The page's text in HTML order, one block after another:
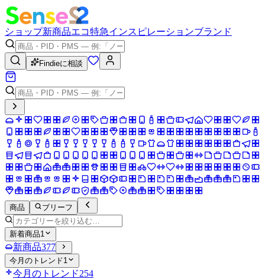
ショップ新商品エコ特急インスピレーションブランド
Findieに相談
商品 ブリーフ
新着商品1
新商品377
今月のトレンド1
今月のトレンド254